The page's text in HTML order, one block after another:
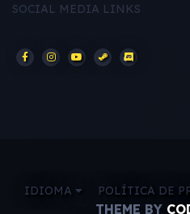
SOCIAL MEDIA LINKS
IDIOMA POLÍTICA DE
THEME BY